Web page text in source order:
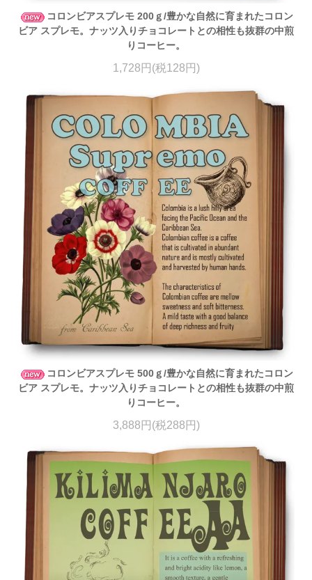
コロンビアスプレモ 200ｇ/豊かな自然に育まれたコロン
ビア スプレモ。ナッツ入りチョコレートとの相性も抜群の中煎
りコーヒー。
1,728円(税128円)
コロンビアスプレモ 500ｇ/豊かな自然に育まれたコロン
ビア スプレモ。ナッツ入りチョコレートとの相性も抜群の中煎
りコーヒー。
3,888円(税288円)